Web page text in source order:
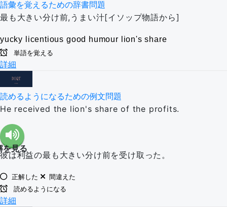
語彙を覚えるための辞書問題
最も大きい分け前,うまい汁[イソップ物語から]
yucky licentious good humour lion's share
単語を覚える
詳細
読めるようになるための例文問題
He received the lion's share of the profits.
を見る
彼は利益の最も大きい分け前を受け取った。
正解した
間違えた
読めるようになる
詳細